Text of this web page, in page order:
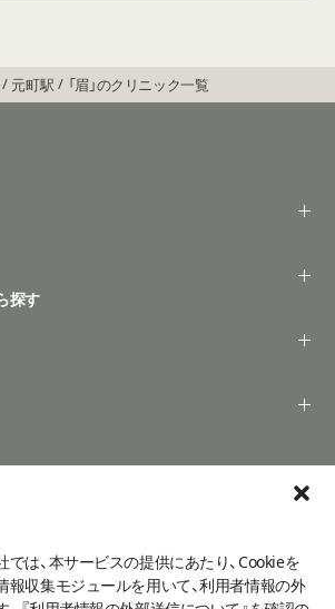
では、本サービスの提供にあたり、Cookieを
報収集モジュールを用いて、利用者情報の外
元町駅 「眉」のクリニック一覧
探す